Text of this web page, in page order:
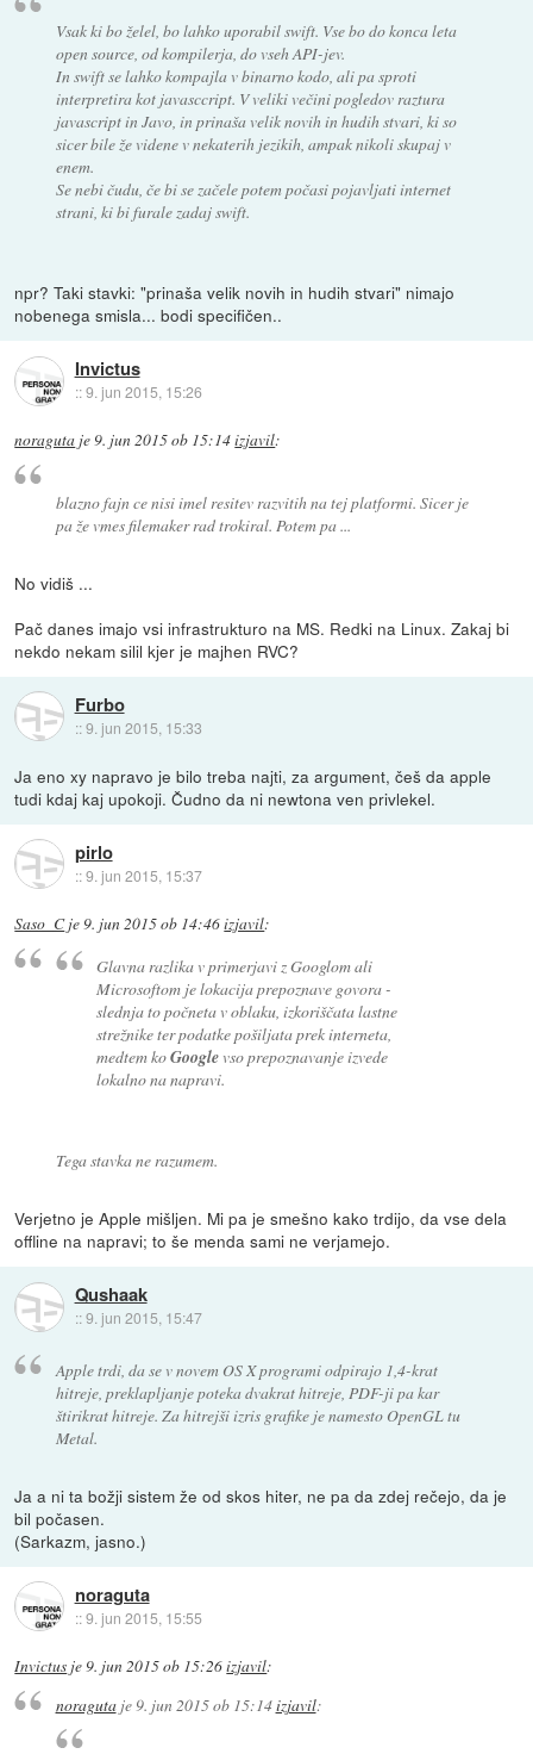
Vsak ki bo želel, bo lahko uporabil swift. Vse bo do konca leta
open source, od kompilerja, do vseh API-jev.
In swift se lahko kompajla v binarno kodo, ali pa sproti
interpretira kot javasccript. V veliki večini pogledov raztura
javascript in Javo, in prinaša velik novih in hudih stvari, ki so
sicer bile že videne v nekaterih jezikih, ampak nikoli skupaj v
enem.
Se nebi čudu, če bi se začele potem počasi pojavljati internet
strani, ki bi furale zadaj swift.
npr? Taki stavki: "prinaša velik novih in hudih stvari" nimajo
nobenega smisla... bodi specifičen..
Invictus
::9. jun 2015, 15:26
noraguta je9. jun 2015 ob 15:14izjavil:
blazno fajn ce nisi imel resitev razvitih na tej platformi. Sicer je
pa že vmes filemaker rad trokiral. Potem pa ...
No vidiš ...
Pač danes imajo vsi infrastrukturo na MS. Redki na Linux. Zakaj bi
nekdo nekam silil kjer je majhen RVC?
Furbo
::9. jun 2015, 15:33
Ja eno xy napravo je bilo treba najti, za argument, češ da apple
tudi kdaj kaj upokoji. Čudno da ni newtona ven privlekel.
pirlo
::9. jun 2015, 15:37
Saso_Cje9. jun 2015 ob 14:46izjavil:
Glavna razlika v primerjavi z Googlom ali
Microsoftom je lokacija prepoznave govora -
slednja to počneta v oblaku, izkoriščata lastne
strežnike ter podatke pošiljata prek interneta,
medtem koGoogle vso prepoznavanje izvede
lokalno na napravi.
Tega stavka ne razumem.
Verjetno je Apple mišljen. Mi pa je smešno kako trdijo, da vse dela
offline na napravi; to še menda sami ne verjamejo.
Qushaak
::9. jun 2015, 15:47
Apple trdi, da se v novem OS X programi odpirajo 1,4-krat
hitreje, preklapljanje poteka dvakrat hitreje, PDF-ji pa kar
štirikrat hitreje. Za hitrejši izris grafike je namesto OpenGL tu
Metal.
Ja a ni ta božji sistem že od skos hiter, ne pa da zdej rečejo, da je
bil počasen.
(Sarkazm, jasno.)
noraguta
::9. jun 2015, 15:55
Invictus je9. jun 2015 ob 15:26izjavil:
noragutaje9. jun 2015 ob 15:14izjavil: